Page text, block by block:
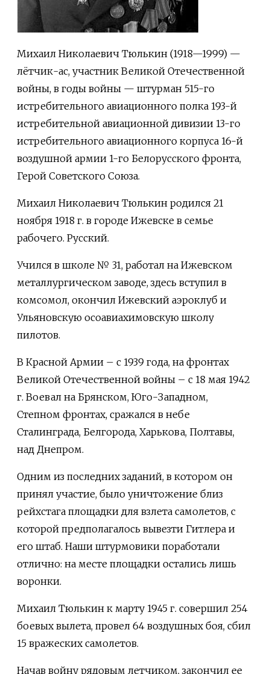
Михаил Николаевич Тюлькин (1918—1999) —
лётчик-ас, участник Великой Отечественной
войны, в годы войны — штурман 515-го
истребительного авиационного полка 193-й
истребительной авиационной дивизии 13-го
истребительного авиационного корпуса 16-й
воздушной армии 1-го Белорусского фронта,
Герой Советского Союза.
Михаил Николаевич Тюлькин родился 21
ноября 1918 г. в городе Ижевске в семье
рабочего. Русский.
Учился в школе № 31, работал на Ижевском
металлургическом заводе, здесь вступил в
комсомол, окончил Ижевский аэроклуб и
Ульяновскую осоавиахимовскую школу
пилотов.
В Красной Армии – с 1939 года, на фронтах
Великой Отечественной войны – с 18 мая 1942
г. Воевал на Брянском, Юго-Западном,
Степном фронтах, сражался в небе
Сталинграда, Белгорода, Харькова, Полтавы,
над Днепром.
Одним из последних заданий, в котором он
принял участие, было уничтоже­ние близ
рейхстага площадки для взлета самолетов, с
которой предполагалось вывезти Гитлера и
его штаб. Наши штурмовики поработали
отлично: на месте площадки остались лишь
воронки.
Михаил Тюлькин к марту 1945 г. совершил 254
боевых вылета, провел 64 воздушных боя, сбил
15 вражеских самолетов.
Начав войну рядовым летчиком, закончил ее